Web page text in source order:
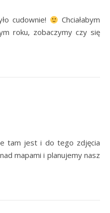
cudownie!
Chciałabym
roku, zobaczymy czy się
tam jest i do tego zdjęcia
mapami i planujemy nasz